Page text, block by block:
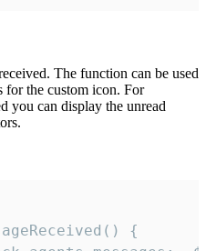
The function can be used
for the custom icon. For
you can display the unread
{